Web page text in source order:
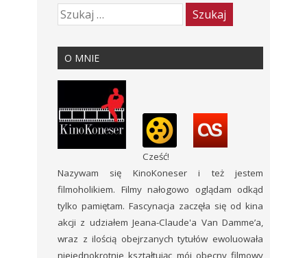
O MNIE
Cześć!
Nazywam się KinoKoneser i też jestem
filmoholikiem. Filmy nałogowo oglądam odkąd
tylko pamiętam. Fascynacja zaczęła się od kina
akcji z udziałem Jeana-Claude'a Van Damme’a,
wraz z ilością obejrzanych tytułów ewoluowała
niejednokrotnie kształtując mój obecny filmowy